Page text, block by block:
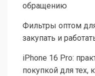
обращению
Фильтры оптом
закупать и
iPhone 16 Pro:
покупкой для тех,